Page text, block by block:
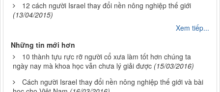
12 cách người Israel thay đổi nền nông nghiệp thế giới
(13/04/2015)
Xem tiếp...
Những tin mới hơn
10 thành tựu rực rỡ người cổ xưa làm tốt hơn chúng ta
ngày nay mà khoa học vẫn chưa lý giải được (15/03/2016)
Cách người Israel thay đổi nền nông nghiệp thế giới và bài